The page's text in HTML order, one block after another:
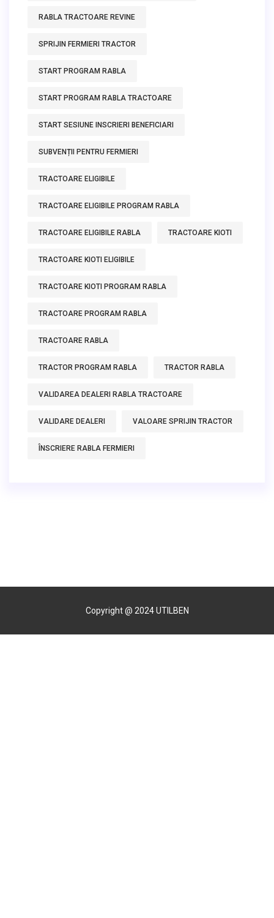
RABLA TRACTOARE REVINE
SPRIJIN FERMIERI TRACTOR
START PROGRAM RABLA
START PROGRAM RABLA TRACTOARE
START SESIUNE INSCRIERI BENEFICIARI
SUBVENȚII PENTRU FERMIERI
TRACTOARE ELIGIBILE
TRACTOARE ELIGIBILE PROGRAM RABLA
TRACTOARE ELIGIBILE RABLA TRACTOARE KIOTI
TRACTOARE KIOTI ELIGIBILE
TRACTOARE KIOTI PROGRAM RABLA
TRACTOARE PROGRAM RABLA
TRACTOARE RABLA
TRACTOR PROGRAM RABLA TRACTOR RABLA
VALIDAREA DEALERI RABLA TRACTOARE
VALIDARE DEALERI VALOARE SPRIJIN TRACTOR
ÎNSCRIERE RABLA FERMIERI
Copyright @ 2024 UTILBEN